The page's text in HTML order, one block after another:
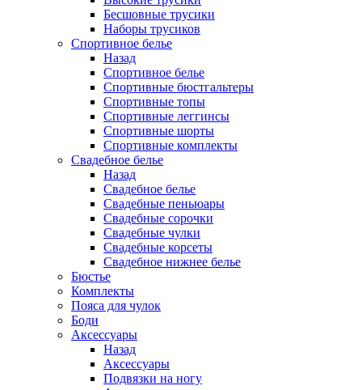
Бесшовные трусики
Наборы трусиков
Спортивное белье
Назад
Спортивное белье
Спортивные бюстгальтеры
Спортивные топы
Спортивные леггинсы
Спортивные шорты
Спортивные комплекты
Свадебное белье
Назад
Свадебное белье
Свадебные пеньюары
Свадебные сорочки
Свадебные чулки
Свадебные корсеты
Свадебное нижнее белье
Бюстье
Комплекты
Пояса для чулок
Боди
Аксессуары
Назад
Аксессуары
Подвязки на ногу